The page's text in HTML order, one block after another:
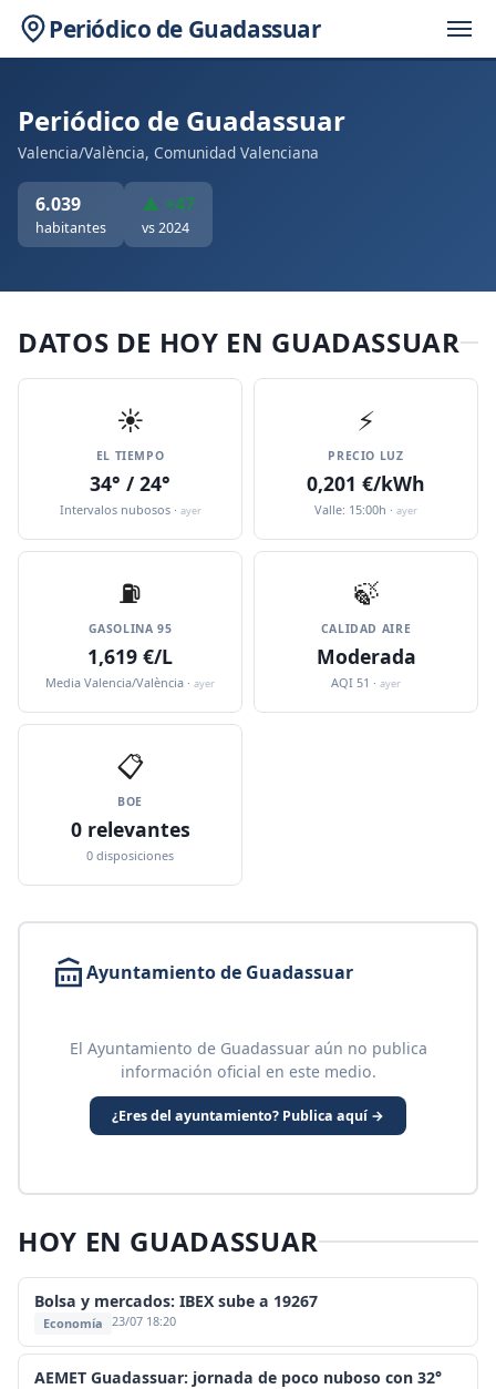
Periódico de Guadassuar
Periódico de Guadassuar
Valencia/València, Comunidad Valenciana
6.039
habitantes
▲ +47
vs 2024
DATOS DE HOY EN GUADASSUAR
☀️
EL TIEMPO
34° / 24°
Intervalos nubosos · ayer
⚡
PRECIO LUZ
0,201 €/kWh
Valle: 15:00h · ayer
⛽️
GASOLINA 95
1,619 €/L
Media Valencia/València · ayer
🍃
CALIDAD AIRE
Moderada
AQI 51 · ayer
📋
BOE
0 relevantes
0 disposiciones
Ayuntamiento de Guadassuar
El Ayuntamiento de Guadassuar aún no publica
información oficial en este medio.
¿Eres del ayuntamiento? Publica aquí →
HOY EN GUADASSUAR
Bolsa y mercados: IBEX sube a 19267
Economía 23/07 18:20
AEMET Guadassuar: jornada de poco nuboso con 32°